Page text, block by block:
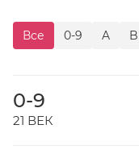
Все 0-9 A B
0-9
21 ВЕК